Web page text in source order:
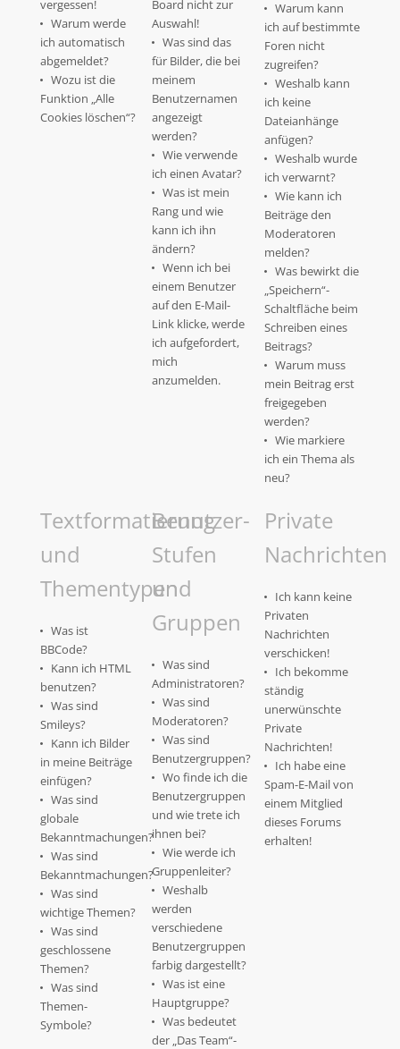
vergessen!
Warum werde
ich automatisch
abgemeldet?
Wozu ist die
Funktion „Alle
Cookies löschen“?
Board nicht zur
Auswahl!
Was sind das
für Bilder, die bei
meinem
Benutzernamen
angezeigt
werden?
Wie verwende
ich einen Avatar?
Was ist mein
Rang und wie
kann ich ihn
ändern?
Wenn ich bei
einem Benutzer
auf den E-Mail-
Link klicke, werde
ich aufgefordert,
mich
anzumelden.
Warum kann
ich auf bestimmte
Foren nicht
zugreifen?
Weshalb kann
ich keine
Dateianhänge
anfügen?
Weshalb wurde
ich verwarnt?
Wie kann ich
Beiträge den
Moderatoren
melden?
Was bewirkt die
„Speichern“-
Schaltfläche beim
Schreiben eines
Beitrags?
Warum muss
mein Beitrag erst
freigegeben
werden?
Wie markiere
ich ein Thema als
neu?
Textformatierung
und
Thementypen
Was ist
BBCode?
Kann ich HTML
benutzen?
Was sind
Smileys?
Kann ich Bilder
in meine Beiträge
einfügen?
Was sind
globale
Bekanntmachungen?
Was sind
Bekanntmachungen?
Was sind
wichtige Themen?
Was sind
geschlossene
Themen?
Was sind
Themen-
Symbole?
Benutzer-
Stufen
und
Gruppen
Was sind
Administratoren?
Was sind
Moderatoren?
Was sind
Benutzergruppen?
Wo finde ich die
Benutzergruppen
und wie trete ich
ihnen bei?
Wie werde ich
Gruppenleiter?
Weshalb
werden
verschiedene
Benutzergruppen
farbig dargestellt?
Was ist eine
Hauptgruppe?
Was bedeutet
der „Das Team“-
Private
Nachrichten
Ich kann keine
Privaten
Nachrichten
verschicken!
Ich bekomme
ständig
unerwünschte
Private
Nachrichten!
Ich habe eine
Spam-E-Mail von
einem Mitglied
dieses Forums
erhalten!